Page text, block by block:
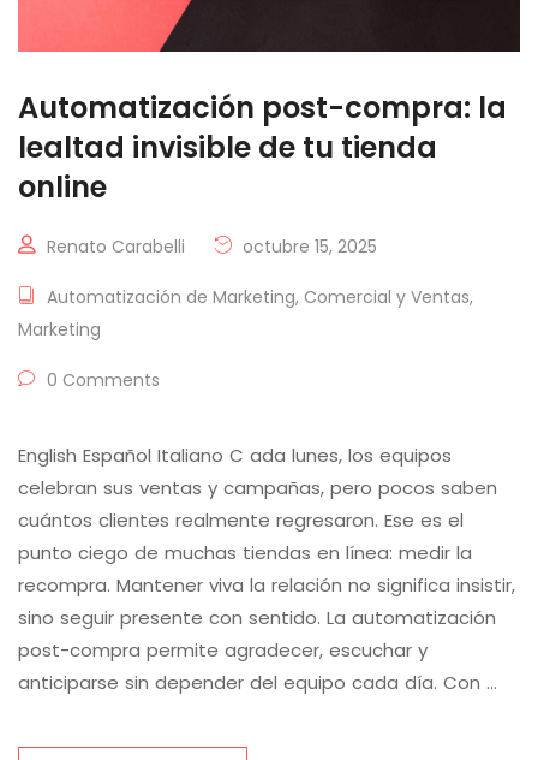
Automatización post-compra: la
lealtad invisible de tu tienda
online
Renato Carabelli octubre 15, 2025
Automatización de Marketing, Comercial y Ventas,
Marketing
0 Comments
English Español Italiano C ada lunes, los equipos
celebran sus ventas y campañas, pero pocos saben
cuántos clientes realmente regresaron. Ese es el
punto ciego de muchas tiendas en línea: medir la
recompra. Mantener viva la relación no significa insistir,
sino seguir presente con sentido. La automatización
post-compra permite agradecer, escuchar y
anticiparse sin depender del equipo cada día. Con …